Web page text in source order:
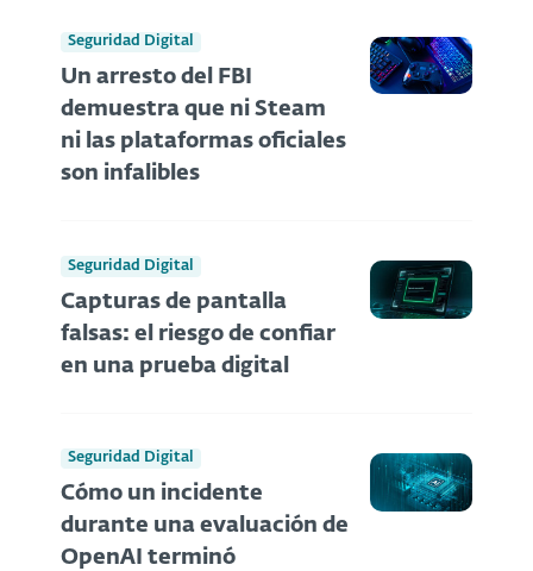
Seguridad Digital
Un arresto del FBI
demuestra que ni Steam
ni las plataformas oficiales
son infalibles
Seguridad Digital
Capturas de pantalla
falsas: el riesgo de confiar
en una prueba digital
Seguridad Digital
Cómo un incidente
durante una evaluación de
OpenAI terminó